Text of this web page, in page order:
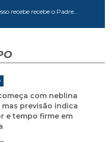
recebe recebe o Padre...
com neblina
mas previsão indica
e tempo firme em